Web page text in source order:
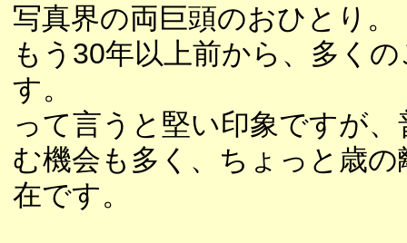
写真界の両巨頭のおひとり。
もう30年以上前から、多く
す。
って言うと堅い印象ですが
む機会も多く、ちょっと歳
在です。